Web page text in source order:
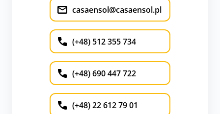
casaensol@casaensol.pl
(+48) 512 355 734
(+48) 690 447 722
(+48) 22 612 79 01